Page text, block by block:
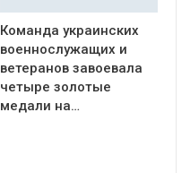
Команда украинских
военнослужащих и
ветеранов завоевала
четыре золотые
медали на…